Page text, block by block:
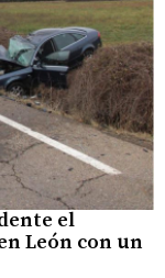
el
León con un